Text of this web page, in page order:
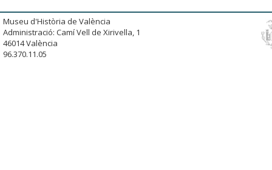
Museu d'Història de València
Administració: Camí Vell de Xirivella, 1
46014 València
96.370.11.05